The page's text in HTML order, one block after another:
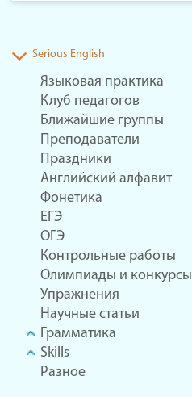
Serious English
Языковая практика
Клуб педагогов
Ближайшие группы
Преподаватели
Праздники
Английский алфавит
Фонетика
ЕГЭ
ОГЭ
Контрольные работы
Олимпиады и конкурсы
Упражнения
Научные статьи
Грамматика
Skills
Разное